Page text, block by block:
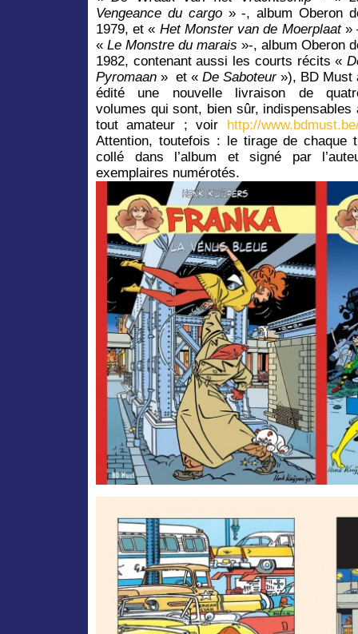
Vengeance du cargo» -, album Oberon
1979, et « Het Monster van de Moerplaat»
« Le Monstre du marais »-, album Oberon
1982, contenant aussi les courts récits «
Pyromaan » et « De Saboteur»), BD Must
édité une nouvelle livraison de
volumes qui sont, bien sûr, indispensables
tout amateur ; voir http://
Attention, toutefois : le tirage de chaque
collé dans l’album et signé par
exemplaires numérotés.